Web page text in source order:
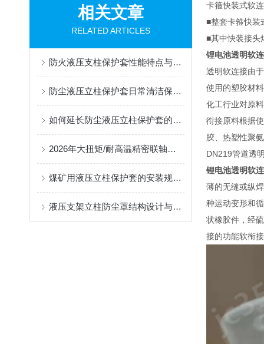
相关文章
RELATED ARTICLES
防火液压支柱保护套性能特点与阻燃防护应用
防尘液压立柱保护套日常清洁保养与更换规范
如何延长防尘液压立柱保护套的使用寿命？
2026年大扭矩/耐高温精密联轴器定制找哪家？能实现精准定制的优质厂家盘点
煤矿用液压立柱保护套的安装规范与使用寿命提升方案
液压支架立柱防尘罩结构设计与密封防护原理
卡箍快装式软
■整套卡箍快装
■其中快装接头
锂电池透明软
透明软连接由
使用的塑胶材
化工行业对原
衔接原料根据
胶、热塑性聚
DN219管道透
锂电池透明软
薄的无缝或纵
种运动变形和
状橡胶件，经
接的功能软衔